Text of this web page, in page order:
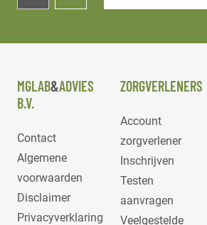
MGLAB&ADVIES
B.V.
Contact
Algemene
voorwaarden
Disclaimer
Privacyverklaring
ZORGVERLENERS
Account
zorgverlener
Inschrijven
Testen
aanvragen
Veelgestelde